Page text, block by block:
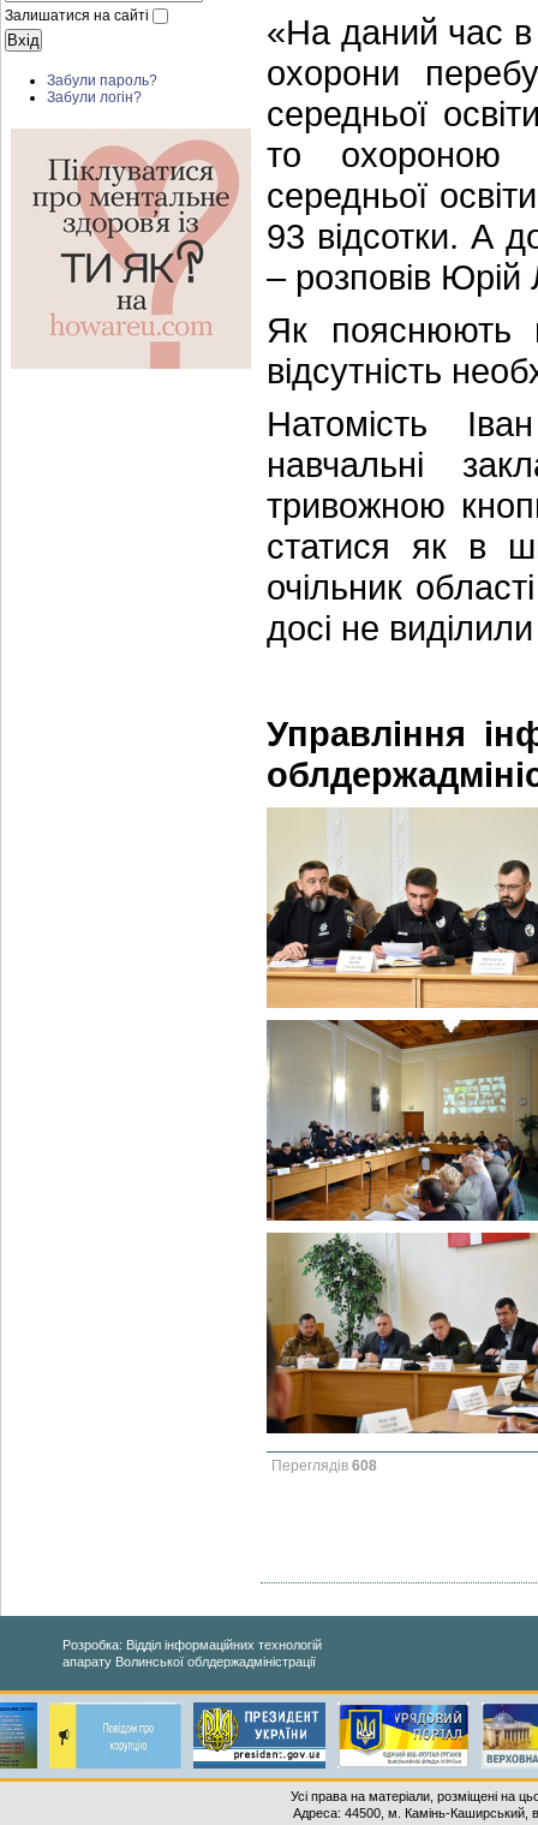
Залишатися на сайті
Забули пароль?
Забули логін?
«На даний час в
охорони
середньої
то охороною
середньої
93 відсотки. А
– розповів Юрій
Як пояснюють
відсутність
Натомість
навчальні
тривожною
статися як в
очільник
досі не
Управління
Переглядів 608
Розробка: Відділ інформаційних технологій
апарату Волинської облдержадміністрації
Усі права на матеріали, розміщені на
Адреса: 44500, м. Камінь-Каширський,